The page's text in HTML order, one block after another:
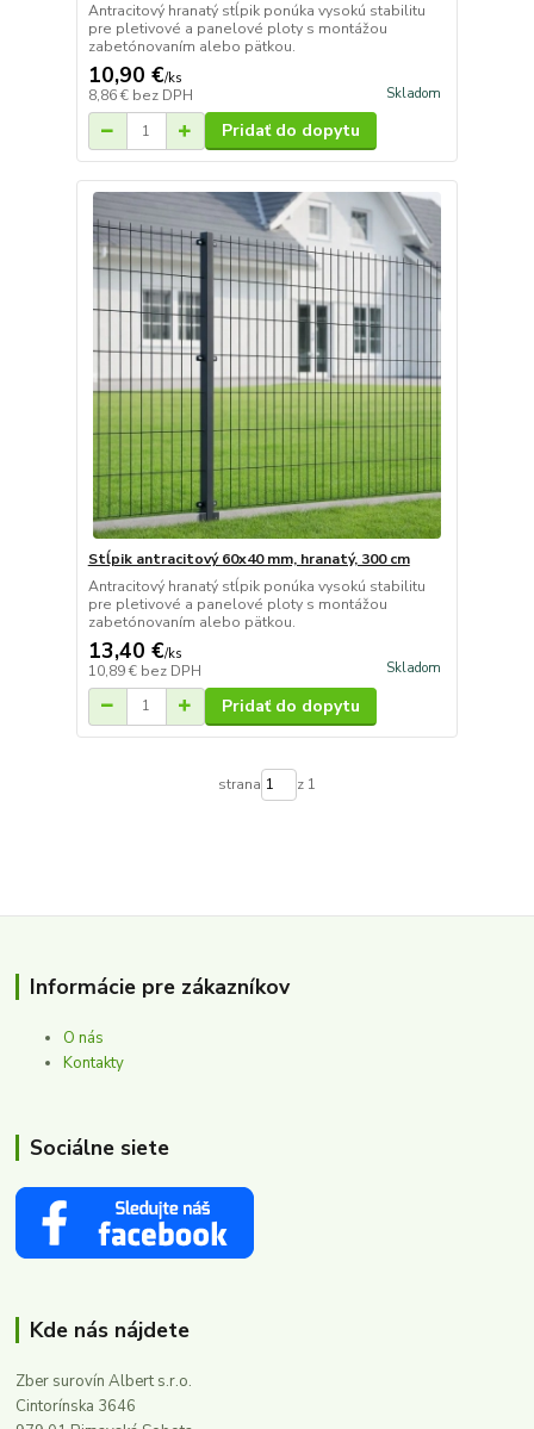
Antracitový hranatý stĺpik ponúka vysokú stabilitu
pre pletivové a panelové ploty s montážou
zabetónovaním alebo pätkou.
10,90 €/ks
8,86 € bez DPH Skladom
Pridať do dopytu
Stĺpik antracitový 60x40 mm, hranatý, 300 cm
Antracitový hranatý stĺpik ponúka vysokú stabilitu
pre pletivové a panelové ploty s montážou
zabetónovaním alebo pätkou.
13,40 €/ks
10,89 € bez DPH Skladom
Pridať do dopytu
strana z 1
Informácie pre zákazníkov
O nás
Kontakty
Sociálne siete
Kde nás nájdete
Zber surovín Albert s.r.o.
Cintorínska 3646